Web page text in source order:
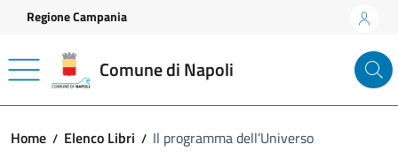
Vai ai contenuti
Vai al footer
Regione Campania
Comune di Napoli
Home Elenco Libri Il programma dell’Universo